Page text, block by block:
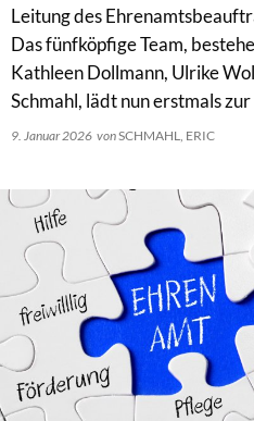
Leitung des
Das fünfköpfige Team,
Kathleen Dollmann, Ulrike
Schmahl, lädt nun erstmals
9. Januar 2026 vonSCHMAHL, ERIC